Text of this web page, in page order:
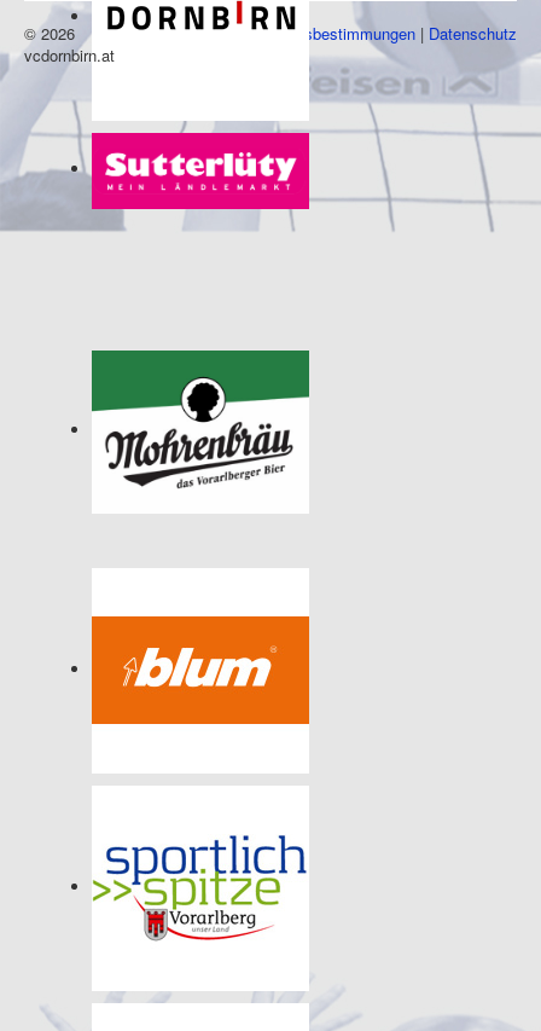
Impressum Nutzungsbestimmungen | Datenschutz
© 2026
vcdornbirn.at